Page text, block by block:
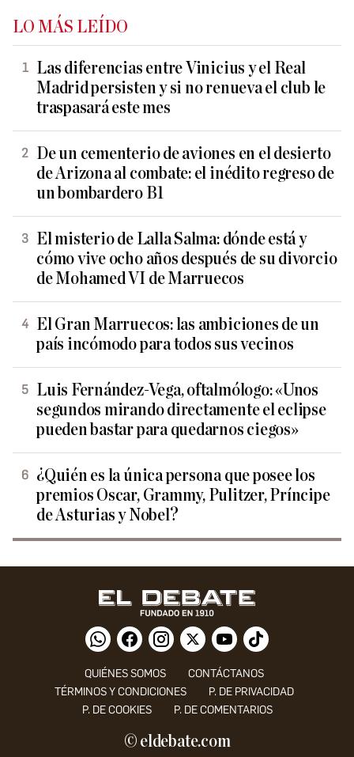
LO MÁS LEÍDO
Las diferencias entre Vinicius y el Real
Madrid persisten y si no renueva el club le
traspasará este mes
De un cementerio de aviones en el desierto
de Arizona al combate: el inédito regreso de
un bombardero B1
El misterio de Lalla Salma: dónde está y
cómo vive ocho años después de su divorcio
de Mohamed VI de Marruecos
El Gran Marruecos: las ambiciones de un
país incómodo para todos sus vecinos
Luis Fernández-Vega, oftalmólogo: «Unos
segundos mirando directamente el eclipse
pueden bastar para quedarnos ciegos»
¿Quién es la única persona que posee los
premios Oscar, Grammy, Pulitzer, Príncipe
de Asturias y Nobel?
QUIÉNES SOMOS
CONTÁCTANOS
TÉRMINOS Y CONDICIONES
P. DE PRIVACIDAD
P. DE COOKIES
P. DE COMENTARIOS
© eldebate.com